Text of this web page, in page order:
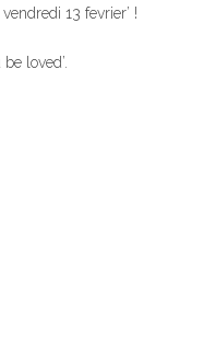
13 fevrier’ !
loved’.